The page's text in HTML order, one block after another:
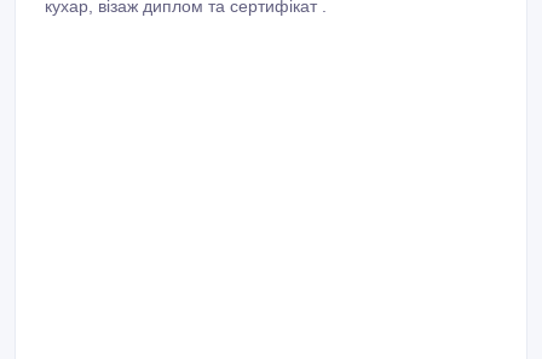
кухар, візаж диплом та сертифікат .